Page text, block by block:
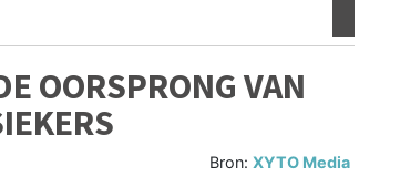
OORSPRONG VAN
Bron:XYTO Media